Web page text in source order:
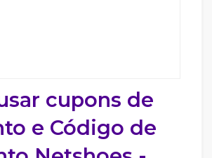
cupons de
e Código de